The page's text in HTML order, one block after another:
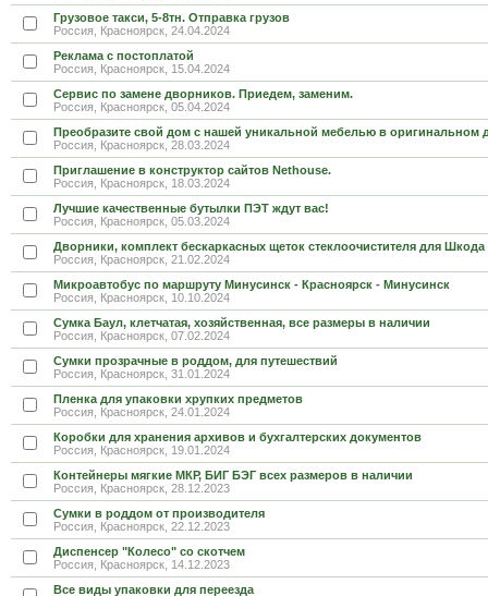
Грузовое такси, 5-8тн. Отправка грузов
Россия, Красноярск, 24.04.2024
Реклама с постоплатой
Россия, Красноярск, 15.04.2024
Сервис по замене дворников. Приедем, заменим.
Россия, Красноярск, 05.04.2024
Преобразите свой дом с нашей уникальной мебелью в оригинальном
Россия, Красноярск, 28.03.2024
Приглашение в конструктор сайтов Nethouse.
Россия, Красноярск, 18.03.2024
Лучшие качественные бутылки ПЭТ ждут вас!
Россия, Красноярск, 05.03.2024
Дворники, комплект бескаркасных щеток стеклоочистителя для
Россия, Красноярск, 21.02.2024
Микроавтобус по маршруту Минусинск - Красноярск - Минусинск
Россия, Красноярск, 10.10.2024
Сумка Баул, клетчатая, хозяйственная, все размеры в наличии
Россия, Красноярск, 07.02.2024
Сумки прозрачные в роддом, для путешествий
Россия, Красноярск, 31.01.2024
Пленка для упаковки хрупких предметов
Россия, Красноярск, 24.01.2024
Коробки для хранения архивов и бухгалтерских документов
Россия, Красноярск, 19.01.2024
Контейнеры мягкие МКР, БИГ БЭГ всех размеров в наличии
Россия, Красноярск, 28.12.2023
Сумки в роддом от производителя
Россия, Красноярск, 22.12.2023
Диспенсер "Колесо" со скотчем
Россия, Красноярск, 14.12.2023
Все виды упаковки для переезда